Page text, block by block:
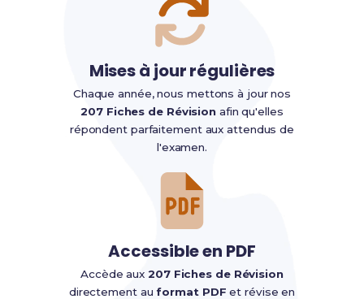
Mises à jour régulières
Chaque année, nous mettons à jour nos
207 Fiches de Révision afin qu'elles
répondent parfaitement aux attendus de
l'examen.
Accessible en PDF
Accède aux207 Fiches de Révision
directement auformat PDF et révise en